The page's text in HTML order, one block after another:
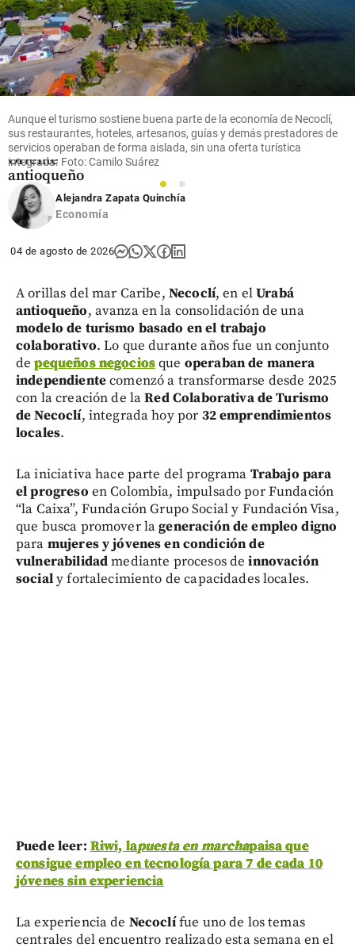
Flores que
cruzan el
cielo: así
es el
negocio
que mueve
US$ 380
millones
en el
Oriente
antioqueño
share
Aunque el turismo sostiene buena parte de la economía de Necoclí,
sus restaurantes, hoteles, artesanos, guías y demás prestadores de
servicios operaban de forma aislada, sin una oferta turística
integrada. Foto: Camilo Suárez
1
2
Alejandra Zapata Quinchía
Economía
04 de agosto de 2026
A orillas del mar Caribe, Necoclí, en elUrabá
antioqueño, avanza en la consolidación de una
modelo de turismo basado en el trabajo
colaborativo. Lo que durante años fue un conjunto
depequeños negociosque operaban de manera
independientecomenzó a transformarse desde 2025
con la creación de laRed Colaborativa de Turismo
de Necoclí, integrada hoy por 32 emprendimientos
locales.
La iniciativa hace parte del programa Trabajo para
el progreso en Colombia, impulsado por Fundación
“la Caixa”, Fundación Grupo Social y Fundación Visa,
que busca promover lageneración de empleo digno
para mujeres y jóvenes en condición de
vulnerabilidadmediante procesos deinnovación
socialy fortalecimiento de capacidades locales.
Puede leer: Riwi, lapuesta en marchapaisa que
consigue empleo en tecnología para 7 de cada 10
jóvenes sin experiencia
La experiencia de Necoclífue uno de los temas
centrales del encuentro realizado esta semana en el